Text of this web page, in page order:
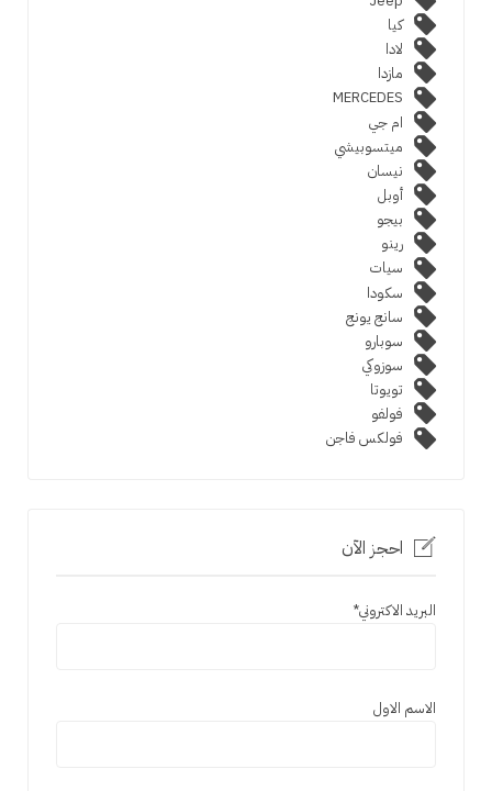
كيا
لادا
مازدا
ام جي
ميتسوبيشي
نيسان
أوبل
بيجو
رينو
سيات
سكودا
سانج يونج
سوبارو
سوزوكي
تويوتا
فولفو
فولكس فاجن
احجز الآن
البريد الاكتروني*
الاسم الاول